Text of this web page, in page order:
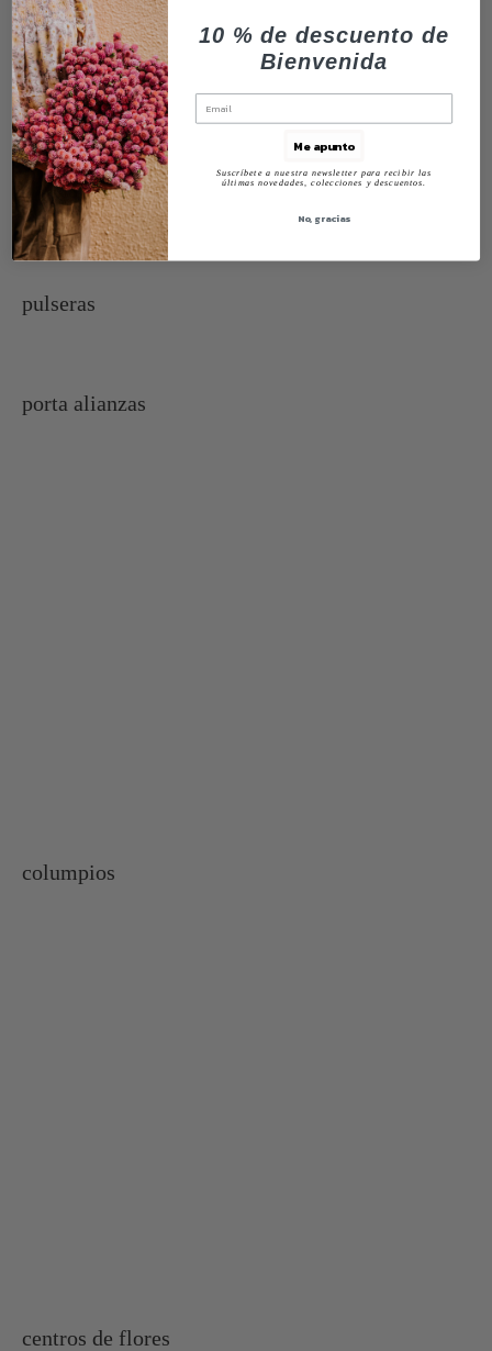
pulseras
porta alianzas
columpios
centros de flores
10 % de descuento de
Bienvenida
Me apunto
Suscríbete a nuestra newsletter para recibir las
últimas novedades, colecciones y descuentos.
No, gracias